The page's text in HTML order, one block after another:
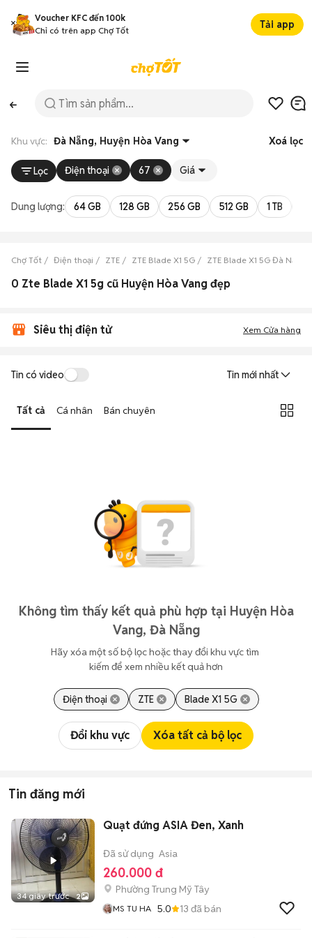
Voucher KFC đến 100k
Chỉ có trên app Chợ Tốt
Tải app
Khu vực: Đà Nẵng, Huyện Hòa Vang Xoá lọc
Lọc Điện thoại 67 Giá
Dung lượng: 64 GB 128 GB 256 GB 512 GB 1 TB
Chợ Tốt Điện thoại ZTE ZTE Blade X1 5G ZTE Blade X1 5G Đà Nẵng
0 Zte Blade X1 5g cũ Huyện Hòa Vang đẹp
Siêu thị điện tử Xem Cửa hàng
Tin có video Tin mới nhất
Tất cả Cá nhân Bán chuyên
Không tìm thấy kết quả phù hợp tại Huyện Hòa
Vang, Đà Nẵng
Hãy xóa một số bộ lọc hoặc thay đổi khu vực tìm
kiếm để xem nhiều kết quả hơn
Điện thoại ZTE Blade X1 5G
Đổi khu vực Xóa tất cả bộ lọc
Tin đăng mới
34 giây trước 2
Quạt đứng ASIA Đen, Xanh
Đã sử dụng Asia
260.000 đ
Phường Trung Mỹ Tây
MS TU HA 5.0 13 đã bán